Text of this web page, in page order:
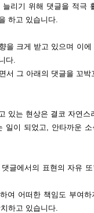
리기 위해 댓글을 적극
하고 있습니다.
을 크게 받고 있으며 이
다.
서 그 아래의 댓글을 꼬
있는 현상은 결코 자연스
일이 되었고, 안타까운
글에서의 표현의 자유
여 어떠한 책임도 부여
하고 있습니다.